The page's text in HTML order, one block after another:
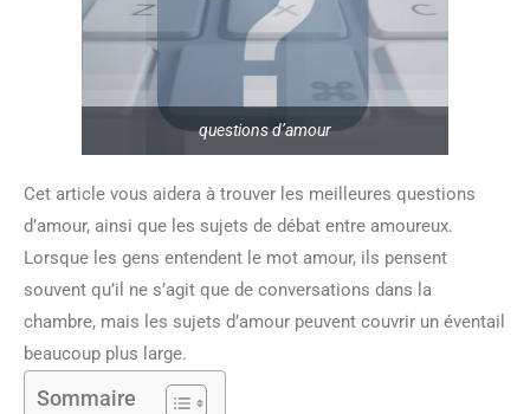
questions d’amour
Cet article vous aidera à trouver les meilleures questions
d’amour, ainsi que les sujets de débat entre amoureux.
Lorsque les gens entendent le mot amour, ils pensent
souvent qu’il ne s’agit que de conversations dans la
chambre, mais les sujets d’amour peuvent couvrir un éventail
beaucoup plus large.
Sommaire